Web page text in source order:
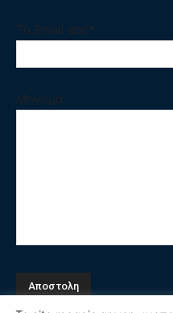
Το Email σας*
Μηνυμα